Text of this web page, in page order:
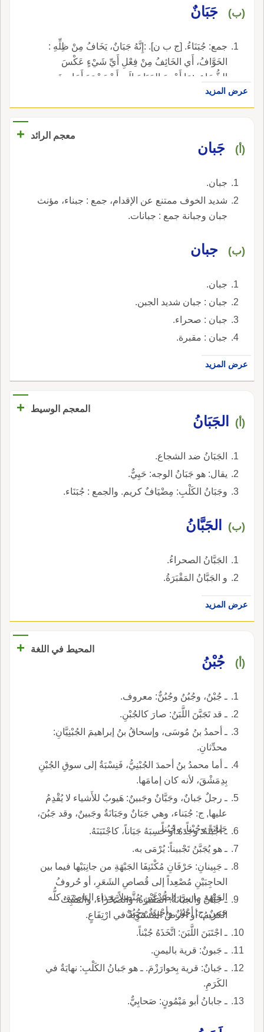
(ب) جَبَانٌ
جمع: جُبَنَاءُ. [ج ب ن]. :إِنَّهُ جَبَانٌ، يَخَافُ مِنْ ظِلِّهِ :
الخَوَّافُ، أَي الخَائِفُ مِنْ فِعْلِ أَيِّ شَيْءٍ عَكْسَ
الشُّجَاعِ. :مَا أَحْوَجَ الجَبَانَ إِلَى أَنْ يَسْمَعَ أَحَادِيثَ
الشُّجْعَانِ. (التوحيدي).عرض المزيد
معجم الرائد +
(أ) جَبان
جبان.
شديد الخوف ممتنع عن الإقدام، جمع : جبناء، مؤنث
جبان وجبانة جمع : جبانات.
(ب) جبان
جبان.
جبان : جبان شديد الجبن.
جبان : صحراء.
جبان : مقبرة.
عرض المزيد
المعجم الوسيط +
(أ) الجَبَانُ
الجَبَانُ ضد الشجاع.
يقال: هو جَبَانُ الوجه: حَيِيٌّ.
وجَبَانُ الكَلْبِ: مِضْيَافٌ كريم. والجمع : جُبَنَاء.
(ب) الجَبَّانُ
الجَبَّانُ الصحراءُ.
و الجَبَّانُ المَقْبَرَةُ.
عرض المزيد
المحيط في اللغة +
(أ) جُبْنُ
ـ جُبْنُ، وجُبُنُ وجُبُنٌّ: معروف.
ـ قد تَجَبَّنَ اللَّبَنُ: صارَ كالجُبْنِ.
ـ أحمدُ بنُ مُوسَى، وإسحاقُ بنُ إبراهيمَ الجُبْنِيَّانِ:
محدِّثانِ.
ـ أما محمدُ بنُ أحمدَ الجُبْنِيُّ، فَنِسْبَةٌ إلى سوقِ الجُبْنِ
بِدِمَشْقَ، لأنه كان إمامَها.
ـ رجلٌ جَبانٌ، وجَبَّانٌ وجَبينٌ: هَيوبٌ للأَشياء لا يُقْدِمُ
عليها, ج: جُبَناء، وهي جَبَانٌ وجَبَانَةٌ وجَبينٌ، وقد جَبُنَ،
جَبانَةً وجُبْناً، وجُبُناً.
ـ أجْبَنَهُ: وجَدَهُ أو حَسِبَهُ جَبَاناً، كاجْتَبَنَهُ.
ـ هو يُجَبَّنُ تَجْبيناً: يُرْمَى به.
ـ جَبِينانِ: حَرْفَانِ مُكْتَنِفَا الجَبْهَةِ من جانِبَيْها فيما بين
الحاجِبَيْنِ مُصْعِداً إلى قُصاصِ الشَعَرِ، أو حُروفُ
الجَبْهَةِ ما بين الصُّدْغَيْنِ مُتَّصِلاً بِحِذاء الناصِيَةِ، كلُّه
جَبينٌ, ج: أجْبُنٌ وأجْبِنَةٌ وجُبُنٌ.
ـ جَبَّانُ والجبَّانَةُ: المَقْبَرَةُ، والصَّحْراء، والمَنْبِتُ
الكريمُ، أو الأرضُ المُسْتَوِيَةُ في ارْتِفَاعٍ.
ـ اجْتَبَنَ اللَّبَنَ: اتَّخَذَهُ جُبْناً.
ـ جَبونٌ: قرية باليمنِ.
ـ جَبانٌ: قرية بِخوارَزْمَ. ـ هو جَبانُ الكَلْبِ: نهايَةٌ في
الكَرَمِ.
ـ جابانُ أبو مَيْمُونٍ: صَحابِيٌّ.